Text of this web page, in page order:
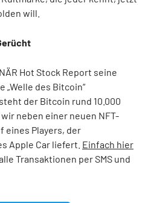
will.
Hot Stock Report seine
„Welle des Bitcoin“
der Bitcoin rund 10.000
neben einer neuen NFT-
eines Players, der
Apple Car liefert. Einfach hier
Transaktionen per SMS und